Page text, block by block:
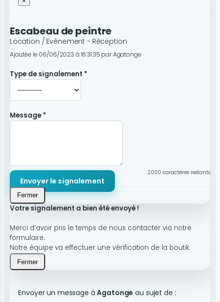
Escabeau de peintre
Location / Evénement - Réception
Ajoutée le 06/06/2023 à 16:31:35 par Agatonge
Type de signalement *
Message *
2000 caractères restants
Envoyer le signalement
Fermer
Votre signalement a bien été envoyé !
Merci d’avoir pris le temps de nous contacter via notre
formulaire.
Notre équipe va effectuer une vérification de la boutik.
Fermer
Envoyer un message àAgatonge au sujet de :